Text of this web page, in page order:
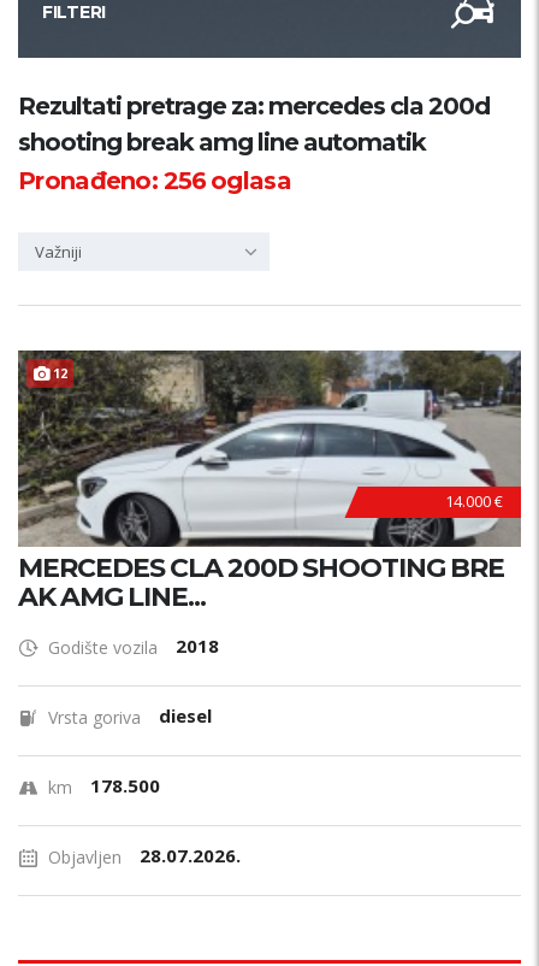
FILTERI
Kategorija
Županija
Rezultati pretrage za: mercedes cla 200d
shooting break amg line automatik
Pronađeno:256oglasa
Važniji
12
14.000 €
MERCEDES CLA 200D SHOOTING BRE
AK AMG LINE...
Godište vozila 2018
Vrsta goriva diesel
km 178.500
Objavljen 28.07.2026.